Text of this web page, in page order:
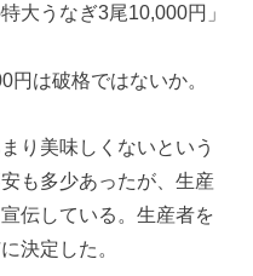
大うなぎ3尾10,000円」
は破格ではないか。
り美味しくないという
も多少あったが、生産
伝している。生産者を
決定した。